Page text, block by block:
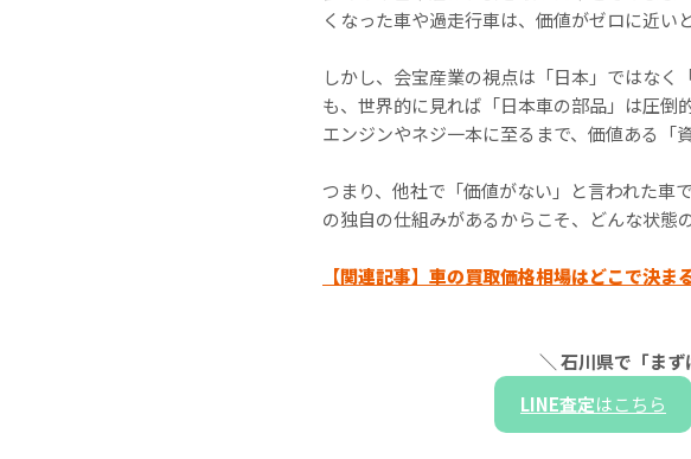
くなった車や過走行車は、価値がゼロに近い
しかし、会宝産業の視点は「日本」ではな
も、世界的に見れば「日本車の部品」は圧倒
エンジンやネジ一本に至るまで、価値ある「
つまり、他社で「価値がない」と言われた車
の独自の仕組みがあるからこそ、どんな状態
【関連記事】 車の買取価格相場はどこで決ま
＼ 石川県で「ま
LINE査定はこちら